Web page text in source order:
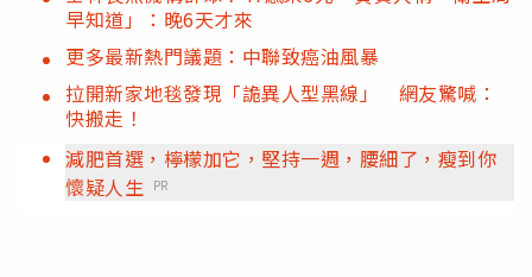
早知道」：晚6天才來
更多最新熱門議題：中聯致癌油風暴
拉開新家地毯發現「詭異人型黑線」 網友驚喊：
快搬走！
減肥首選，檸檬加它，堅持一週，腰細了，瘦到你
懷疑人生 PR